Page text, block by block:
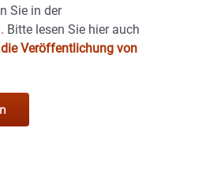
Sie in der
Bitte lesen Sie hier auch
Veröffentlichung von